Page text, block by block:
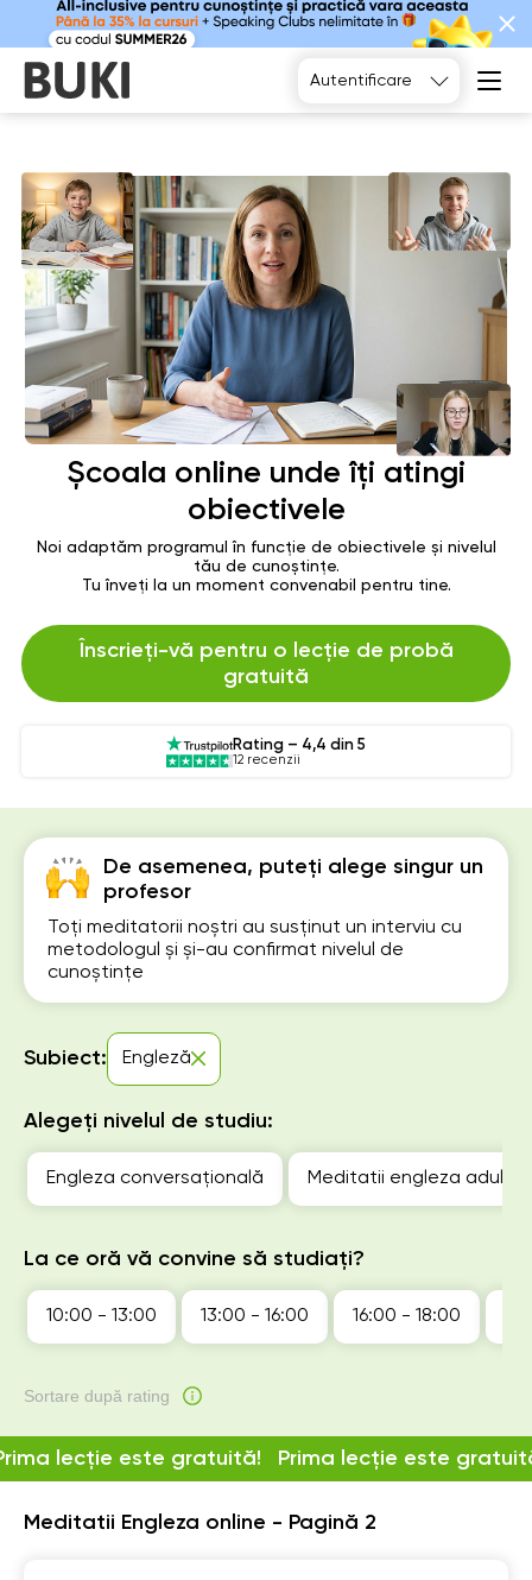
Autentificare
Meditatii Engleza online - Pagină 2
lecție este gratuită! Prima lecție este
De asemenea, puteți alege singur un
profesor
Toți meditatorii noștri au susținut un interviu cu
metodologul și și-au confirmat nivelul de
cunoștințe
Subiect: Engleză
Alegeți nivelul de studiu:
Engleza conversațională Meditatii engleza adulti
La ce oră vă convine să studiați?
10:00 - 13:00 13:00 - 16:00 16:00 - 18:00
Sortare după rating
Școala online unde îți atingi
obiectivele
Noi adaptăm programul în funcție de obiectivele și nivelul
tău de cunoștințe.
Tu înveți la un moment convenabil pentru tine.
Înscrieți-vă pentru o lecție de probă
gratuită
Rating – 4,4 din 5
12 recenzii
Alegeți